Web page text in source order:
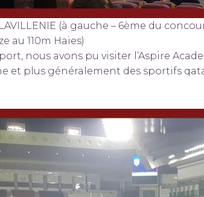
(à gauche – 6ème du
au 110m Haies)
nous avons pu visiter l’Aspire
et plus généralement des sportifs